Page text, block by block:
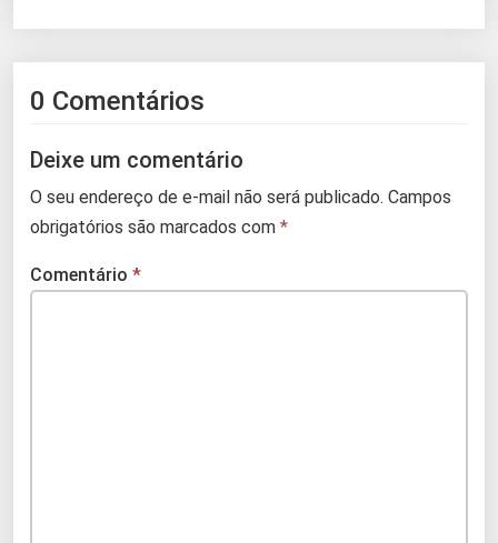
0 Comentários
Deixe um comentário
O seu endereço de e-mail não será publicado. Campos
obrigatórios são marcados com *
Comentário *